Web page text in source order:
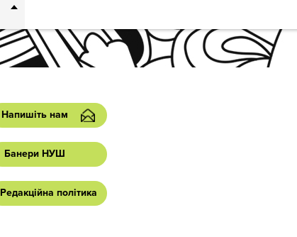
Напишіть нам
Банери НУШ
Редакційна політика